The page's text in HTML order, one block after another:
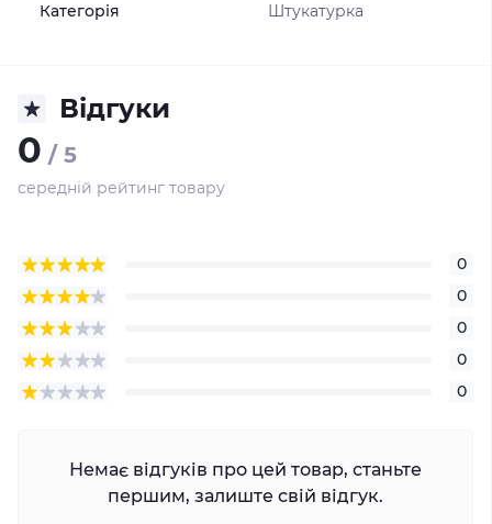
Категорія Штукатурка
Відгуки
0 / 5
середній рейтинг товару
0
0
0
0
0
Немає відгуків про цей товар, станьте
першим, залиште свій відгук.